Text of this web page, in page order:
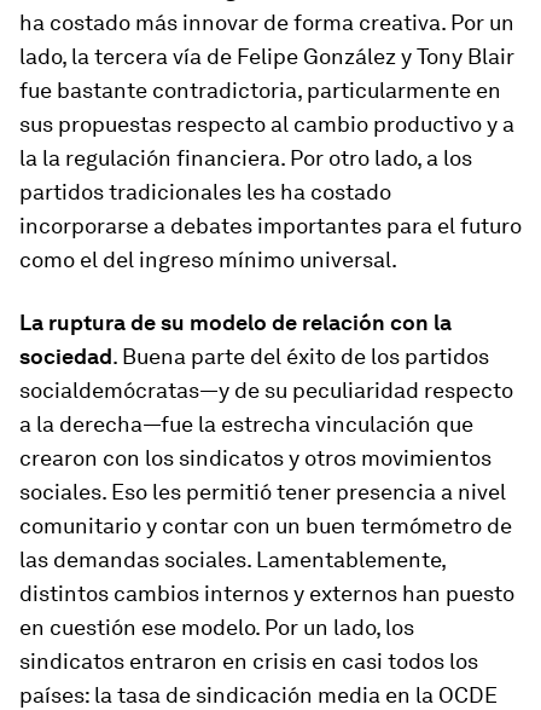
ha costado más innovar de forma creativa. Por un
lado, la tercera vía de Felipe González y Tony Blair
fue bastante contradictoria, particularmente en
sus propuestas respecto al cambio productivo y a
la la regulación financiera. Por otro lado, a los
partidos tradicionales les ha costado
incorporarse a debates importantes para el futuro
como el del ingreso mínimo universal.
La ruptura de su modelo de relación con la
sociedad. Buena parte del éxito de los partidos
socialdemócratas—y de su peculiaridad respecto
a la derecha—fue la estrecha vinculación que
crearon con los sindicatos y otros movimientos
sociales. Eso les permitió tener presencia a nivel
comunitario y contar con un buen termómetro de
las demandas sociales. Lamentablemente,
distintos cambios internos y externos han puesto
en cuestión ese modelo. Por un lado, los
sindicatos entraron en crisis en casi todos los
países: la tasa de sindicación media en la OCDE